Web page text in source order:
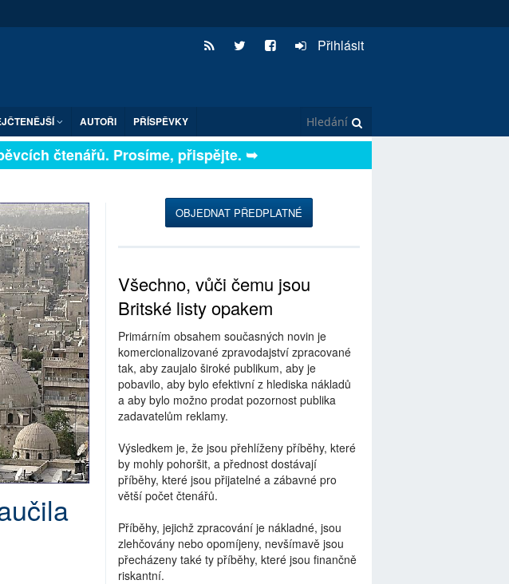
Přihlásit
AUTOŘI PŘÍSPĚVKY
čtenářů. Prosíme, přispějte. ➥
OBJEDNAT PŘEDPLATNÉ
Všechno, vůči čemu jsou
Britské listy opakem
Primárním obsahem současných novin je
komercionalizované zpravodajství zpracované
tak, aby zaujalo široké publikum, aby je
pobavilo, aby bylo efektivní z hlediska nákladů
a aby bylo možno prodat pozornost publika
zadavatelům reklamy.
Výsledkem je, že jsou přehlíženy příběhy, které
by mohly pohoršit, a přednost dostávají
příběhy, které jsou přijatelné a zábavné pro
větší počet čtenářů.
Příběhy, jejichž zpracování je nákladné, jsou
zlehčovány nebo opomíjeny, nevšímavě jsou
přecházeny také ty příběhy, které jsou finančně
riskantní.